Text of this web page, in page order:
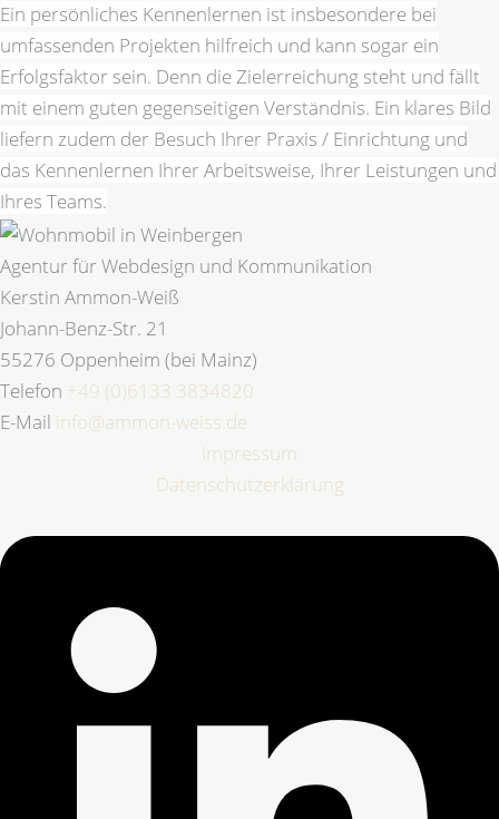
Ein persönliches Kennenlernen ist insbesondere bei
umfassenden Projekten hilfreich und kann sogar ein
Erfolgsfaktor sein. Denn die Zielerreichung steht und fällt
mit einem guten gegenseitigen Verständnis. Ein klares Bild
liefern zudem der Besuch Ihrer Praxis / Einrichtung und
das Kennenlernen Ihrer Arbeitsweise, Ihrer Leistungen und
Ihres Teams.
Agentur für Webdesign und Kommunikation
Kerstin Ammon-Weiß
Johann-Benz-Str. 21
55276 Oppenheim (bei Mainz)
Telefon +49 (0)6133 3834820
E-Mail info@ammon-weiss.de
Impressum
Datenschutzerklärung